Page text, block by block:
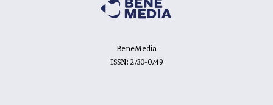
BeneMedia
ISSN: 2730-0749